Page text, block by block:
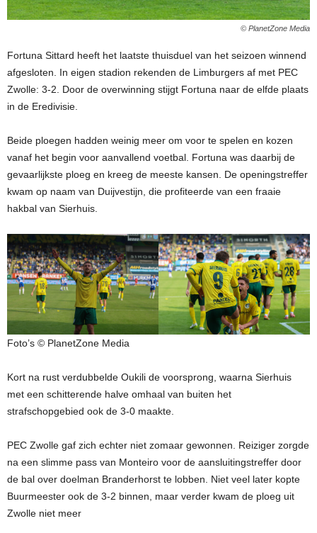
© PlanetZone Media
Fortuna Sittard heeft het laatste thuisduel van het seizoen winnend
afgesloten. In eigen stadion rekenden de Limburgers af met PEC
Zwolle: 3-2. Door de overwinning stijgt Fortuna naar de elfde plaats
in de Eredivisie.
Beide ploegen hadden weinig meer om voor te spelen en kozen
vanaf het begin voor aanvallend voetbal. Fortuna was daarbij de
gevaarlijkste ploeg en kreeg de meeste kansen. De openingstreffer
kwam op naam van Duijvestijn, die profiteerde van een fraaie
hakbal van Sierhuis.
Foto’s © PlanetZone Media
Kort na rust verdubbelde Oukili de voorsprong, waarna Sierhuis
met een schitterende halve omhaal van buiten het
strafschopgebied ook de 3-0 maakte.
PEC Zwolle gaf zich echter niet zomaar gewonnen. Reiziger zorgde
na een slimme pass van Monteiro voor de aansluitingstreffer door
de bal over doelman Branderhorst te lobben. Niet veel later kopte
Buurmeester ook de 3-2 binnen, maar verder kwam de ploeg uit
Zwolle niet meer